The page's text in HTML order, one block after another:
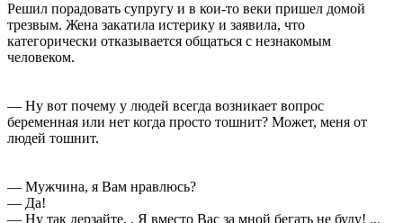
Решил порадовать супругу и в кои-то веки пришел домой
трезвым. Жена закатила истерику и заявила, что
категорически отказывается общаться с незнакомым
человеком.
— Ну вот почему у людей всегда возникает вопрос
беременная или нет когда просто тошнит? Может, меня от
людей тошнит.
— Мужчина, я Вам нравлюсь?
— Да!
— Ну так дерзайте. . Я вместо Вас за мной бегать не буду! ...